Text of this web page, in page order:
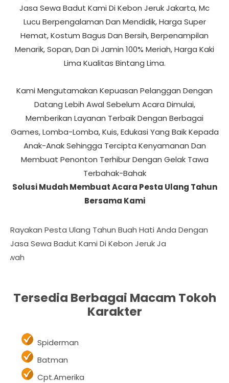
Jasa Sewa Badut Kami Di Kebon Jeruk Jakarta, Mc
Lucu Berpengalaman Dan Mendidik, Harga Super
Hemat, Kostum Bagus Dan Bersih, Berpenampilan
Menarik, Sopan, Dan Di Jamin 100% Meriah, Harga Kaki
Lima Kualitas Bintang Lima.
Kami Mengutamakan Kepuasan Pelanggan Dengan
Datang Lebih Awal Sebelum Acara Dimulai,
Memberikan Layanan Terbaik Dengan Berbagai
Games, Lomba-Lomba, Kuis, Edukasi Yang Baik Kepada
Anak-Anak Sehingga Tercipta Kenyamanan Dan
Membuat Penonton Terhibur Dengan Gelak Tawa
Terbahak-Bahak
Solusi Mudah Membuat Acara Pesta Ulang Tahun
Bersama Kami
Rayakan Pesta Ulang Tahun Buah Hati Anda Dengan
Jasa Sewa Badut Kami Di Kebon Jeruk Jakarta
Tersedia Berbagai Macam Tokoh
Karakter
Spiderman
Batman
Cpt.Amerika